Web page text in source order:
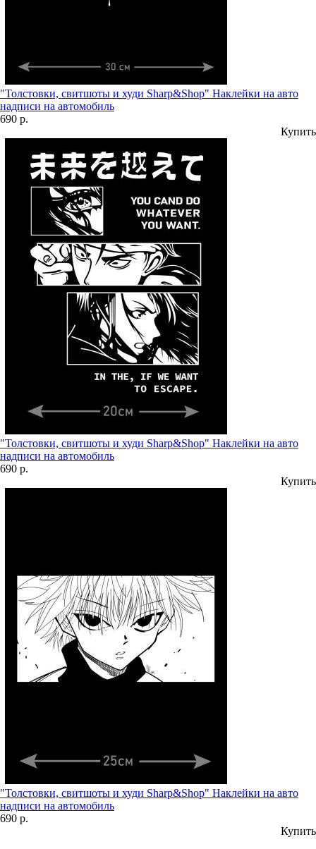
"Толстовки, свитшоты и худи Sharp&Shop" Наклейки на авто
надписи на автомобиль
690 р.
Купить
"Толстовки, свитшоты и худи Sharp&Shop" Наклейки на авто
надписи на автомобиль
690 р.
Купить
"Толстовки, свитшоты и худи Sharp&Shop" Наклейки на авто
надписи на автомобиль
690 р.
Купить